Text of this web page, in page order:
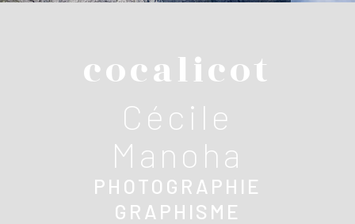
cocalicot
Cécile
Manoha
PHOTOGRAPHIE
GRAPHISME